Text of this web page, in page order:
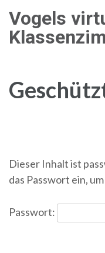
Inhalt
springen
Vogels
Dieser Inhalt ist
das Passwort ein,
Passwort: